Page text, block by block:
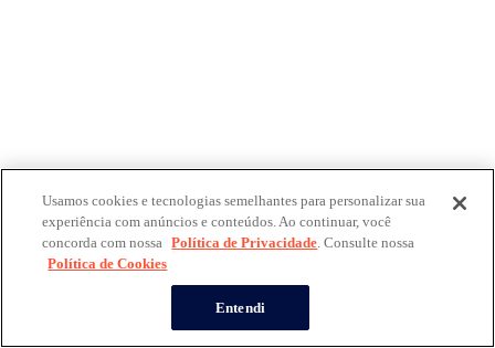
Usamos cookies e tecnologias semelhantes para personalizar sua
experiência com anúncios e conteúdos. Ao continuar, você
concorda com nossa Política de Privacidade. Consulte nossa
Política de Cookies
Entendi